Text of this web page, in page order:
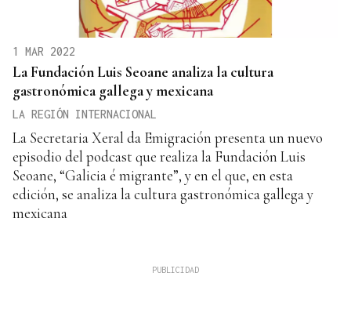
1 MAR 2022
La Fundación Luis Seoane analiza la cultura
gastronómica gallega y mexicana
LA REGIÓN INTERNACIONAL
La Secretaria Xeral da Emigración presenta un nuevo
episodio del podcast que realiza la Fundación Luis
Seoane, “Galicia é migrante”, y en el que, en esta
edición, se analiza la cultura gastronómica gallega y
mexicana